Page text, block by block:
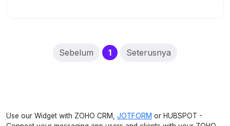
Sebelum 1(current)
Seterusnya
Use our Widget with ZOHO CRM, JOTFORM or HUBSPOT -